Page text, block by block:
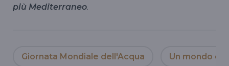
più Mediterraneo.
Giornata Mondiale dell'Acqua Un mondo